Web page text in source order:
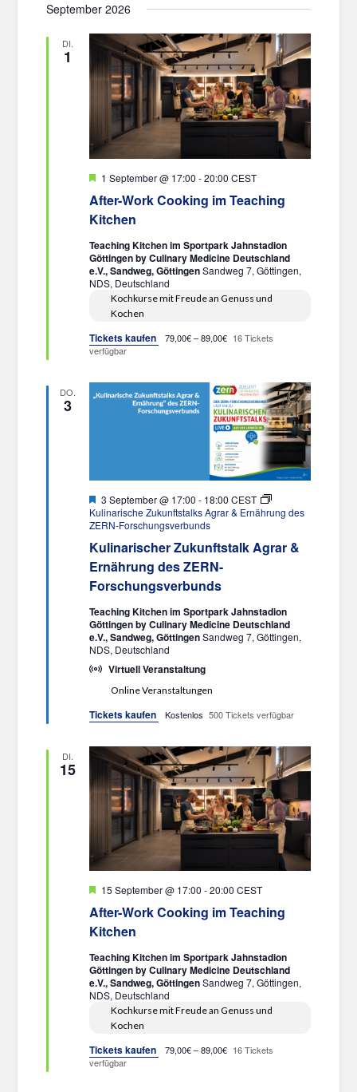
September 2026
DI.
1
After-Work Cooking im Teaching
Kitchen
Hervorgehoben
1 September @ 17:00 -20:00 CEST
Teaching Kitchen im Sportpark Jahnstadion
Göttingen by Culinary Medicine Deutschland
e.V., Sandweg, GöttingenSandweg 7, Göttingen,
NDS, Deutschland
Kochkurse mit Freude an Genuss und
Kochen
Tickets kaufen 79,00€ – 89,00€ 16 Tickets
verfügbar
DO.
3
Kulinarischer Zukunftstalk Agrar &
Ernährung des ZERN-
Forschungsverbunds
Hervorgehoben
3 September @ 17:00 - 18:00 CEST
Kulinarische Zukunftstalks Agrar & Ernährung des
ZERN-Forschungsverbunds
Teaching Kitchen im Sportpark Jahnstadion
Göttingen by Culinary Medicine Deutschland
e.V., Sandweg, GöttingenSandweg 7, Göttingen,
NDS, Deutschland
Virtuell Veranstaltung
Online Veranstaltungen
Tickets kaufen Kostenlos 500 Tickets verfügbar
DI.
15
After-Work Cooking im Teaching
Kitchen
Hervorgehoben
15 September @ 17:00 -20:00 CEST
Teaching Kitchen im Sportpark Jahnstadion
Göttingen by Culinary Medicine Deutschland
e.V., Sandweg, GöttingenSandweg 7, Göttingen,
NDS, Deutschland
Kochkurse mit Freude an Genuss und
Kochen
Tickets kaufen 79,00€ – 89,00€ 16 Tickets
verfügbar